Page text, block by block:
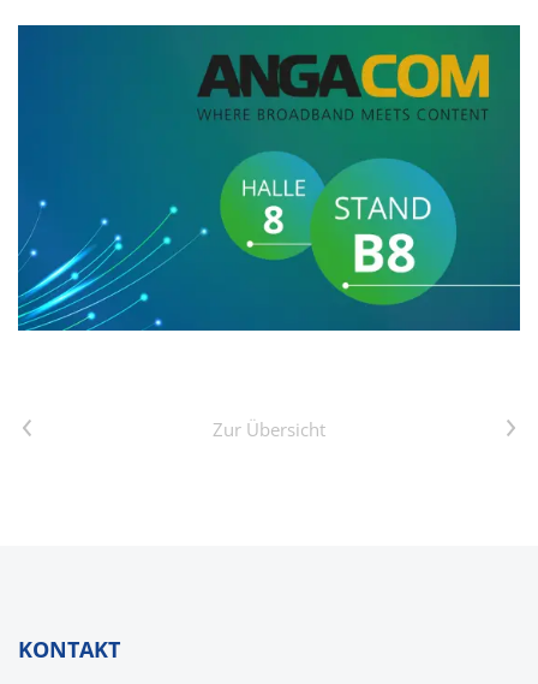
Vorheriger Artikel Zur Übersicht Nächster Artikel
KONTAKT